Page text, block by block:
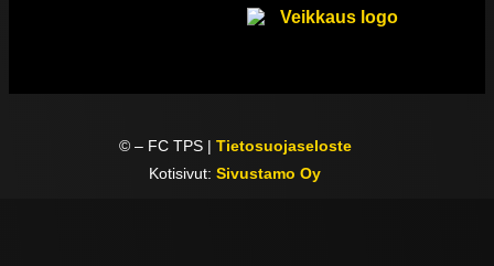
© – FC TPS | Tietosuojaseloste
Kotisivut:Sivustamo Oy